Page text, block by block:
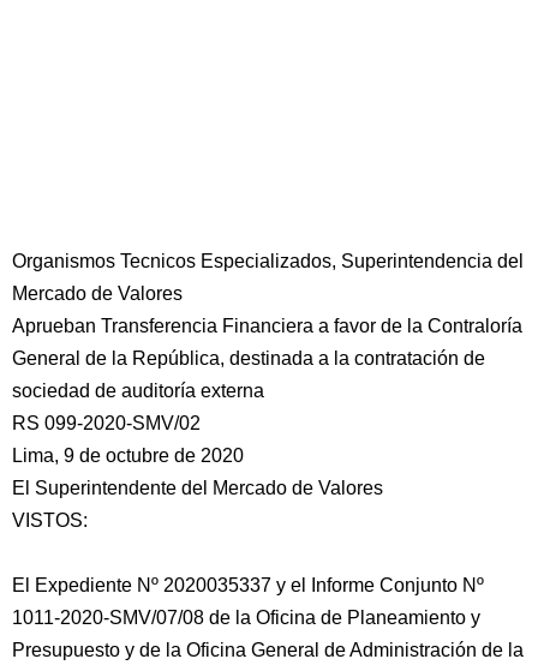
Organismos Tecnicos Especializados, Superintendencia del
Mercado de Valores
Aprueban Transferencia Financiera a favor de la Contraloría
General de la República, destinada a la contratación de
sociedad de auditoría externa
RS 099-2020-SMV/02
Lima, 9 de octubre de 2020
El Superintendente del Mercado de Valores
VISTOS:
El Expediente Nº 2020035337 y el Informe Conjunto Nº
1011-2020-SMV/07/08 de la Oficina de Planeamiento y
Presupuesto y de la Oficina General de Administración de la